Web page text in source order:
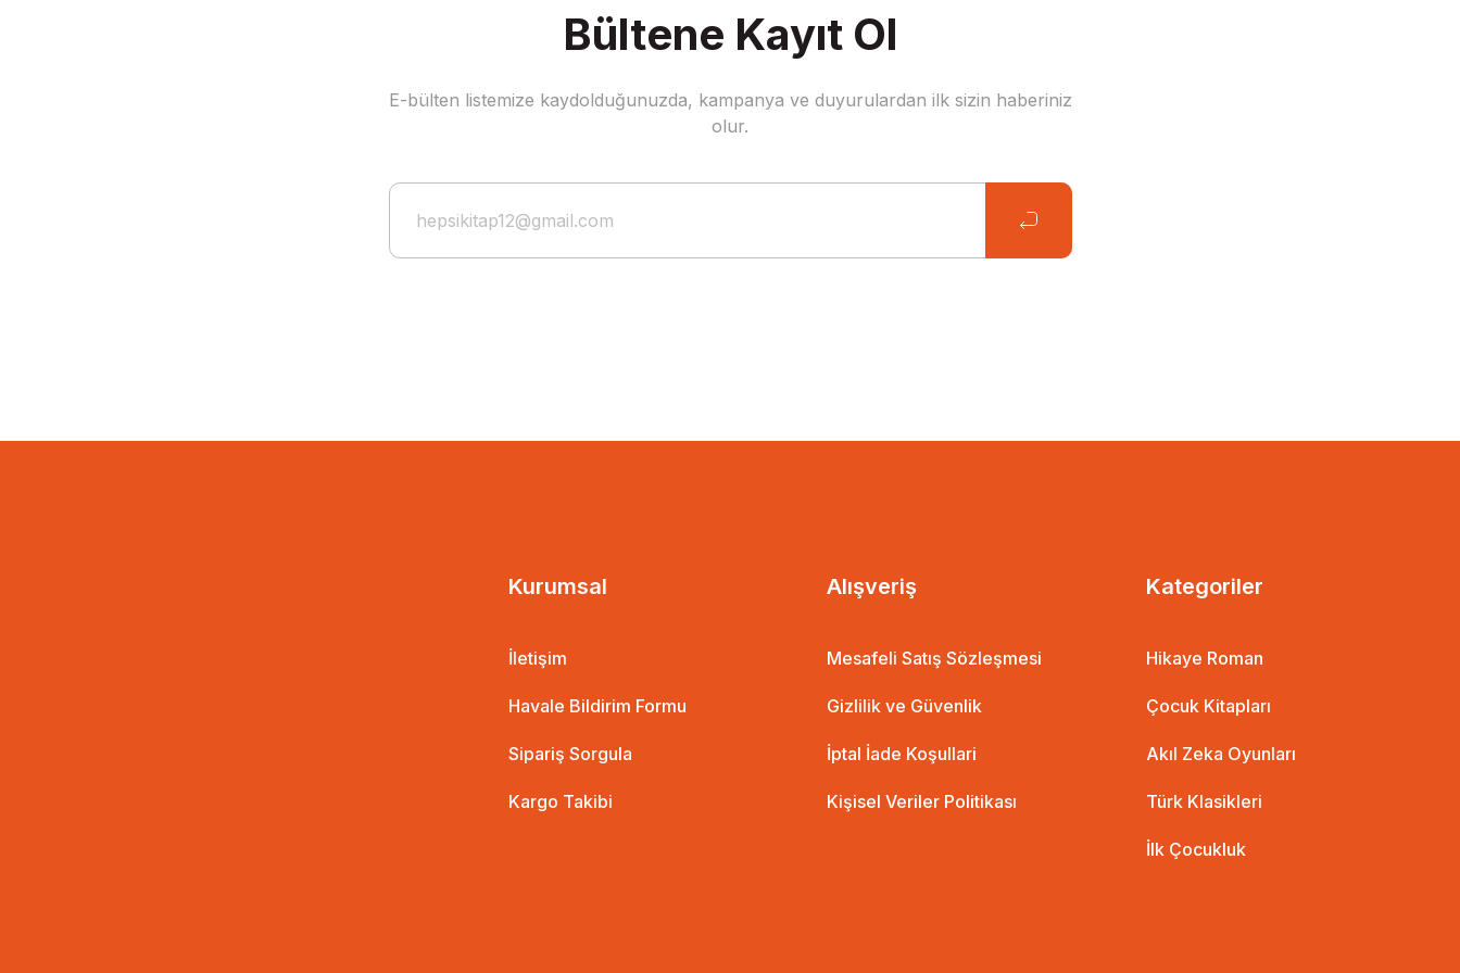
Bültene Kayıt Ol
E-bülten listemize kaydolduğunuzda, kampanya ve duyurulardan ilk sizin haberiniz
olur.
Kurumsal
İletişim
Havale Bildirim Formu
Sipariş Sorgula
Kargo Takibi
Alışveriş
Mesafeli Satış Sözleşmesi
Gizlilik ve Güvenlik
İptal İade Koşullari
Kişisel Veriler Politikası
Kategoriler
Hikaye Roman
Çocuk Kitapları
Akıl Zeka Oyunları
Türk Klasikleri
İlk Çocukluk